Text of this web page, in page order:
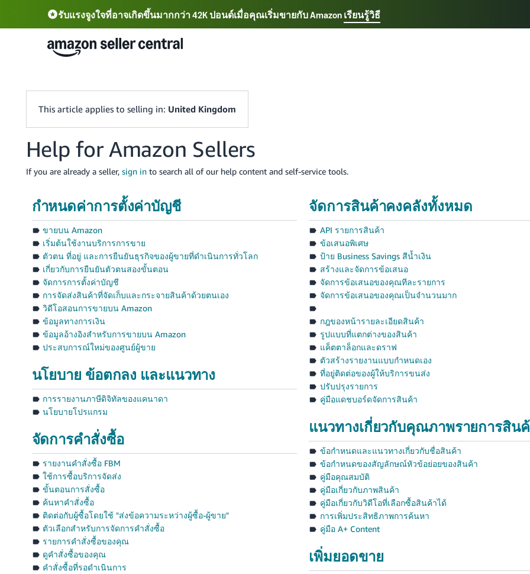
รับแรงจูงใจที่อาจเกิดขึ้นมากกว่า 42K ปอนด์เมื่อคุณเริ่มขายกับ Amazon เรียนรู้วิธี
เลือกภาษาที่คุณต้องการ
中文 - CN 中文 - TW Deutsch - DE
This article applies to selling in: United Kingdom
Help for Amazon Sellers
If you are already a seller, sign into search all of our help content and self-service tools.
กำหนดค่าการตั้งค่าบัญชี
ขายบน Amazon
เริ่มต้นใช้งานบริการการขาย
ตัวตน ที่อยู่ และการยืนยันธุรกิจของผู้ขายที่ดำเนินการทั่วโลก
เกี่ยวกับการยืนยันตัวตนสองขั้นตอน
จัดการการตั้งค่าบัญชี
การจัดส่งสินค้าที่จัดเก็บและกระจายสินค้าด้วยตนเอง
วิดีโอสอนการขายบน Amazon
ข้อมูลทางการเงิน
ข้อมูลอ้างอิงสำหรับการขายบน Amazon
ประสบการณ์ใหม่ของศูนย์ผู้ขาย
นโยบาย ข้อตกลง และแนวทาง
การรายงานภาษีดิจิทัลของแคนาดา
นโยบายโปรแกรม
จัดการคำสั่งซื้อ
รายงานคำสั่งซื้อ FBM
ใช้การซื้อบริการจัดส่ง
ขั้นตอนการสั่งซื้อ
ค้นหาคำสั่งซื้อ
ติดต่อกับผู้ซื้อโดยใช้ "ส่งข้อความระหว่างผู้ซื้อ-ผู้ขาย"
ตัวเลือกสำหรับการจัดการคำสั่งซื้อ
รายการคำสั่งซื้อของคุณ
ดูคำสั่งซื้อของคุณ
คำสั่งซื้อที่รอดำเนินการ
จัดการสินค้าคงคลังทั้งหมด
API รายการสินค้า
ข้อเสนอพิเศษ
ป้าย Business Savings สีน้ำเงิน
สร้างและจัดการข้อเสนอ
จัดการข้อเสนอของคุณทีละรายการ
จัดการข้อเสนอของคุณเป็นจำนวนมาก
กฎของหน้ารายละเอียดสินค้า
รูปแบบที่แตกต่างของสินค้า
แค็ตตาล็อกและดราฟ
ตัวสร้างรายงานแบบกำหนดเอง
ที่อยู่ติดต่อของผู้ให้บริการขนส่ง
ปรับปรุงรายการ
คู่มือแดชบอร์ดจัดการสินค้า
แนวทางเกี่ยวกับคุณภาพรายการสิน
ข้อกำหนดและแนวทางเกี่ยวกับชื่อสินค้า
ข้อกำหนดของสัญลักษณ์หัวข้อย่อยของสินค้า
คู่มือคุณสมบัติ
คู่มือเกี่ยวกับภาพสินค้า
คู่มือเกี่ยวกับวิดีโอที่เลือกซื้อสินค้าได้
การเพิ่มประสิทธิภาพการค้นหา
คู่มือ A+ Content
เพิ่มยอดขาย